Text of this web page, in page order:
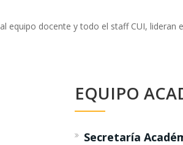
equipo docente y todo el staff CUI,
EQUIPO
Secretaría